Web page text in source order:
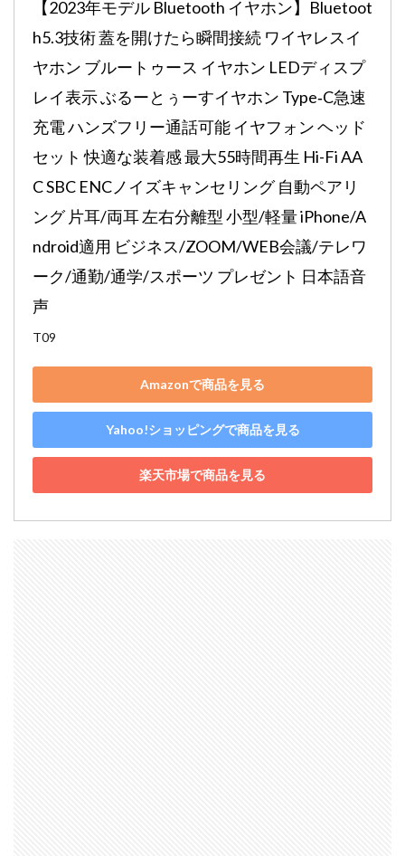
【2023年モデル Bluetooth イヤホン】Bluetoot
h5.3技術 蓋を開けたら瞬間接続 ワイヤレスイ
ヤホン ブルートゥース イヤホン LEDディスプ
レイ表示 ぶるーとぅーすイヤホン Type‐C急速
充電 ハンズフリー通話可能 イヤフォン ヘッド
セット 快適な装着感 最大55時間再生 Hi-Fi AA
C SBC ENCノイズキャンセリング 自動ペアリ
ング 片耳/両耳 左右分離型 小型/軽量 iPhone/A
ndroid適用 ビジネス/ZOOM/WEB会議/テレワ
ーク/通勤/通学/スポーツ プレゼント 日本語音
声
T09
Amazonで商品を見る
Yahoo!ショッピングで商品を見る
楽天市場で商品を見る